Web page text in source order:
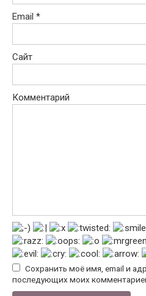
Email *
Сайт
Комментарий
Сохранить моё имя, email и
последующих моих